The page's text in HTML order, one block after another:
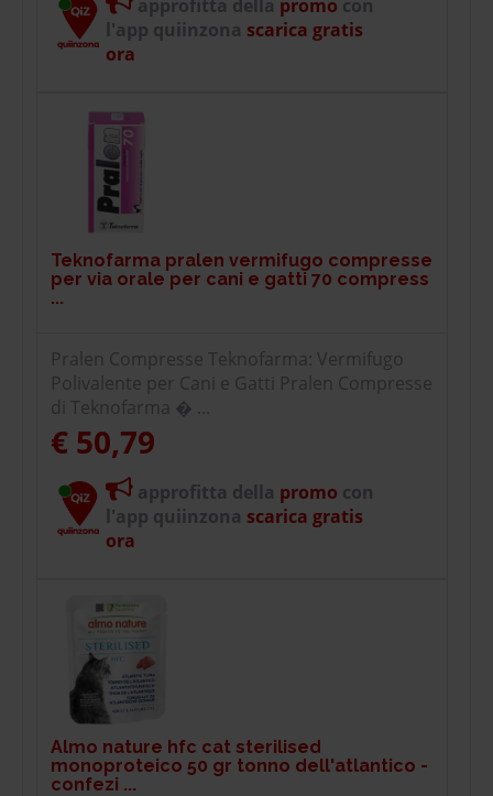
approfitta della promo con
l'app quiinzona scarica gratis
ora
Teknofarma pralen vermifugo compresse
per via orale per cani e gatti 70 compress
...
Pralen Compresse Teknofarma: Vermifugo
Polivalente per Cani e Gatti Pralen Compresse
di Teknofarma � ...
€ 50,79
approfitta della promo con
l'app quiinzona scarica gratis
ora
Almo nature hfc cat sterilised
monoproteico 50 gr tonno dell'atlantico -
confezi ...